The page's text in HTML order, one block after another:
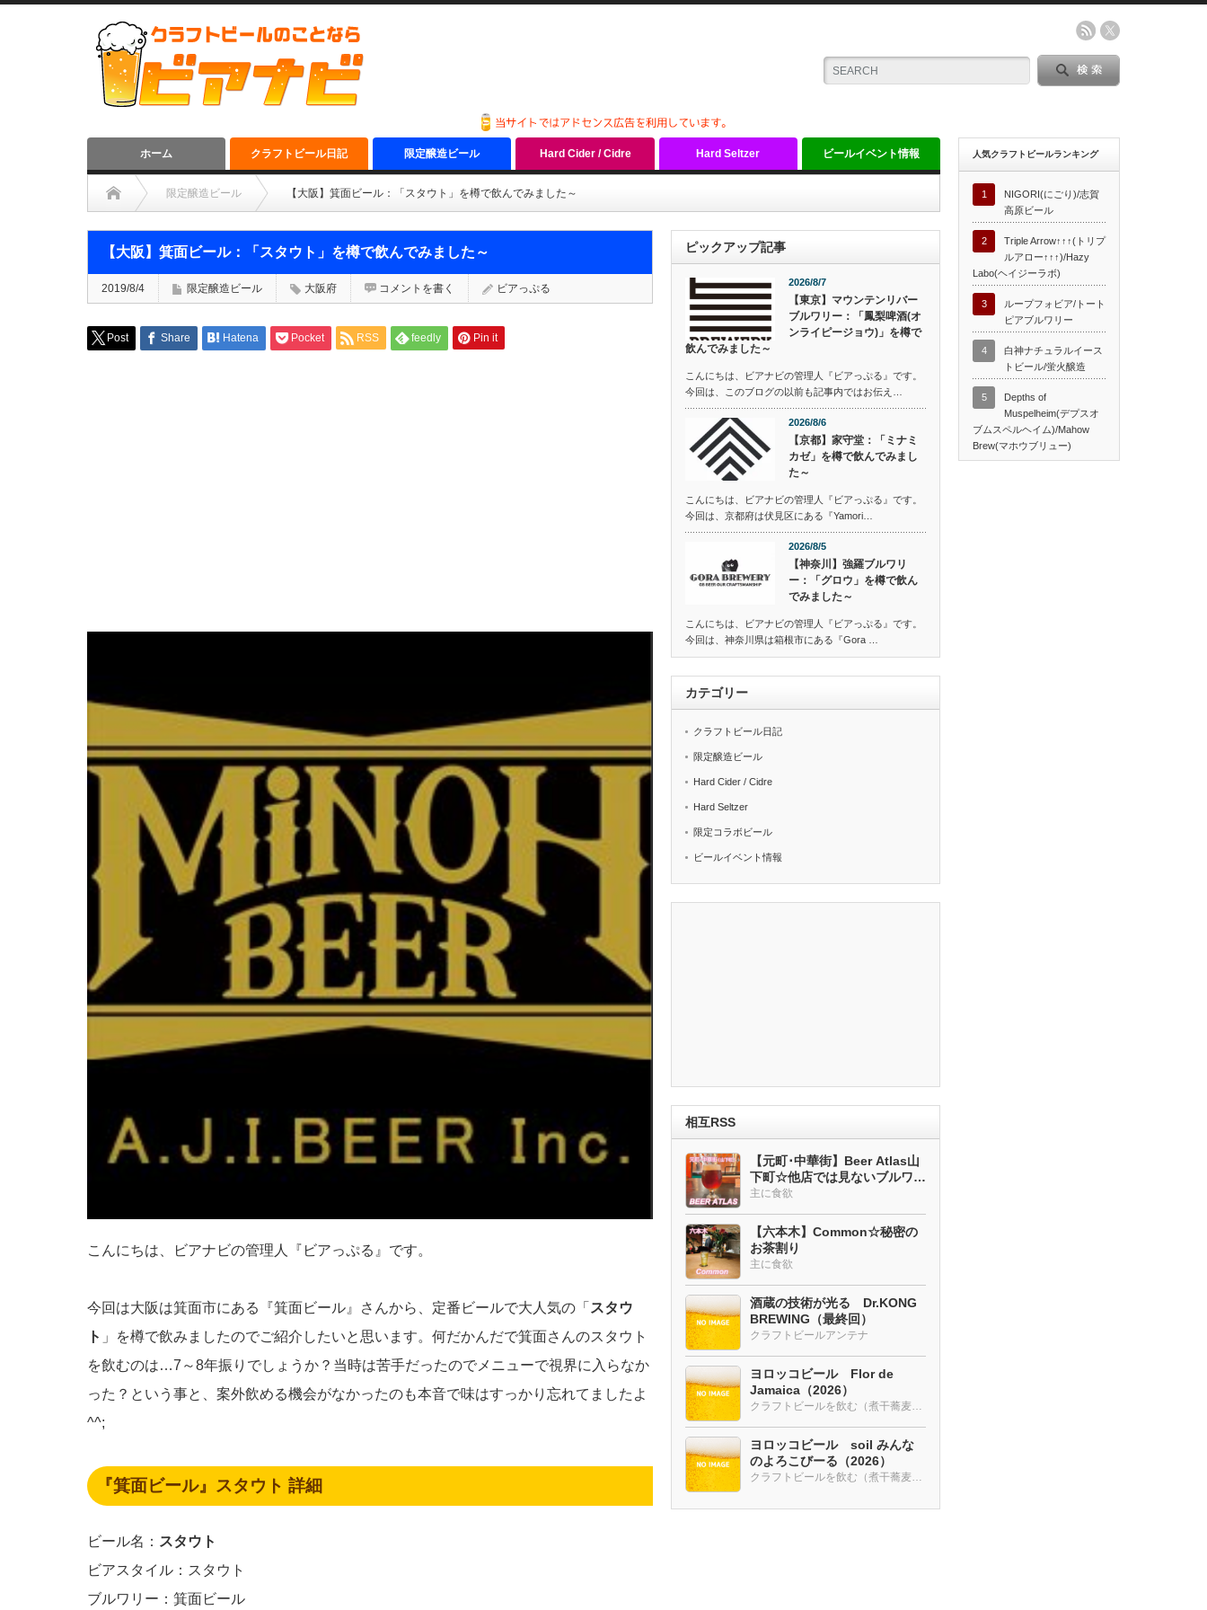
ホーム クラフトビール日記 限定醸造ビール Hard Cider / Cidre Hard Seltzer ビールイベント情報
限定醸造ビール 【大阪】箕面ビール：「スタウト」を樽で飲んでみました～
【大阪】箕面ビール：「スタウト」を樽で飲んでみました～
2019/8/4 限定醸造ビール 大阪府 コメントを書く ビアっぷる
Post Share Hatena Pocket RSS feedly Pin it
こんにちは、ビアナビの管理人『ビアっぷる』です。
今回は大阪は箕面市にある『箕面ビール』さんから、定番ビールで大人気の「 スタウ
ト 」を樽で飲みましたのでご紹介したいと思います。何だかんだで箕面さんのスタウト
を飲むのは…7～8年振りでしょうか？当時は苦手だったのでメニューで視界に入らなか
った？という事と、案外飲める機会がなかったのも本音で味はすっかり忘れてましたよ
^^;
『箕面ビール』スタウト 詳細
ビール名： スタウト
ビアスタイル：スタウト
ブルワリー：箕面ビール
ピックアップ記事
2026/8/7
【東京】マウンテンリバー
ブルワリー：「鳳梨啤酒(オ
ンライピージョウ)」を樽で
飲んでみました～
こんにちは、ビアナビの管理人『ビアっぷる』です。
今回は、このブログの以前も記事内ではお伝え…
2026/8/6
【京都】家守堂：「ミナミ
カゼ」を樽で飲んでみまし
た～
こんにちは、ビアナビの管理人『ビアっぷる』です。
今回は、京都府は伏見区にある『Yamori…
2026/8/5
【神奈川】強羅ブルワリ
ー：「グロウ」を樽で飲ん
でみました～
こんにちは、ビアナビの管理人『ビアっぷる』です。
今回は、神奈川県は箱根市にある『Gora …
カテゴリー
クラフトビール日記
限定醸造ビール
Hard Cider / Cidre
Hard Seltzer
限定コラボビール
ビールイベント情報
相互RSS
【元町･中華街】Beer Atlas山
下町☆他店では見ないブルワリ
ー多め
主に食欲
【六本木】Common☆秘密の
お茶割り
主に食欲
酒蔵の技術が光る Dr.KONG
BREWING（最終回）
クラフトビールアンテナ
ヨロッコビール Flor de
Jamaica（2026）
クラフトビールを飲む（煮干蕎麦も・・・）
ヨロッコビール soil みんな
のよろこびーる（2026）
クラフトビールを飲む（煮干蕎麦も・・・）
人気クラフトビールランキング
1
NIGORI(にごり)/志賀
高原ビール
2
Triple Arrow↑↑↑(トリプ
ルアロー↑↑↑)/Hazy
Labo(ヘイジーラボ)
3
ループフォビア/トート
ピアブルワリー
4
白神ナチュラルイース
トビール/蛍火醸造
5
Depths of
Muspelheim(デプスオ
ブムスペルヘイム)/Mahow
Brew(マホウブリュー)